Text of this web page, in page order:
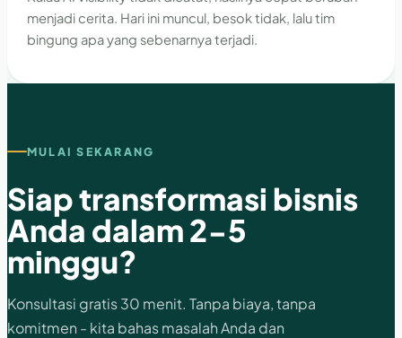
menjadi cerita. Hari ini muncul, besok tidak, lalu tim
bingung apa yang sebenarnya terjadi.
MULAI SEKARANG
Siap transformasi bisnis
Anda dalam 2-5
minggu?
Konsultasi gratis 30 menit. Tanpa biaya, tanpa
komitmen - kita bahas masalah Anda dan